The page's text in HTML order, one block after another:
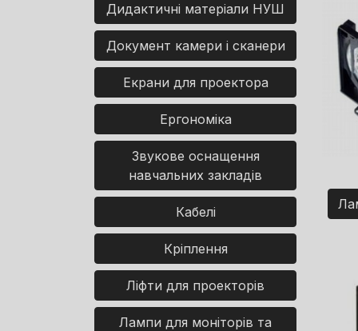
Дидактичні матеріали НУШ
Документ камери і сканери
Екрани для проектора
Ергономіка
Звукове оснащення
навчальних закладів
Кабелі
Кріплення
Ліфти для проекторів
Лампи для моніторів та